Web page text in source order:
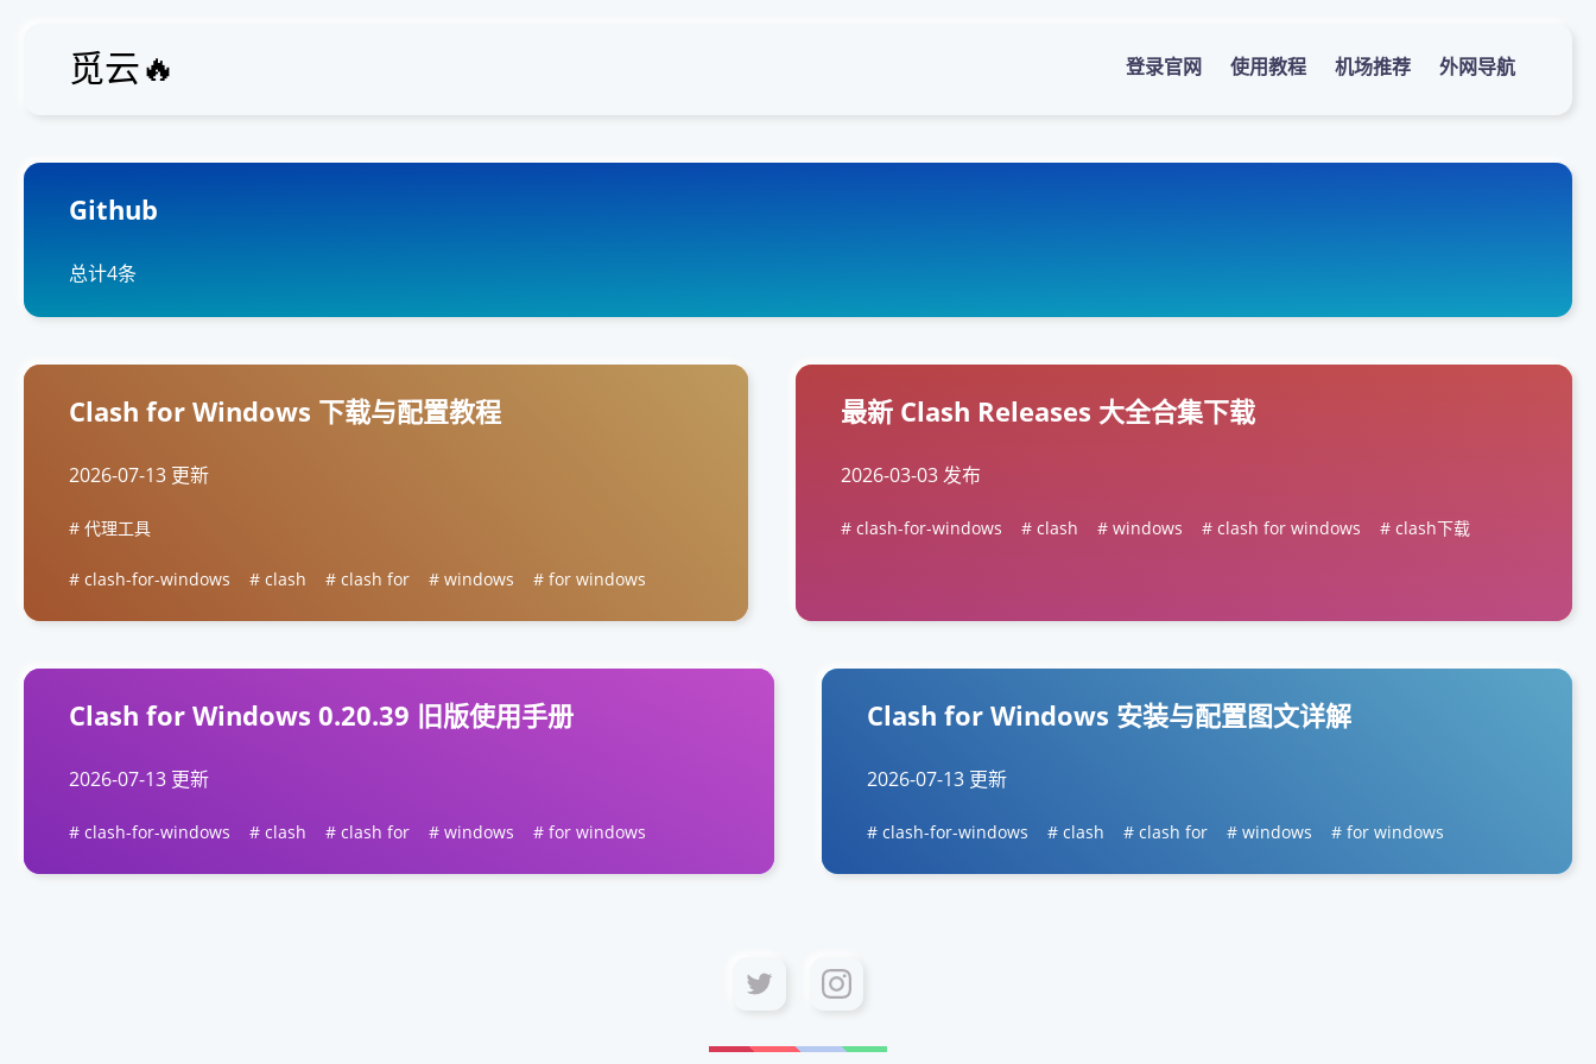
觅云🔥 登录官网 使用教程 机场推荐 外网导航
Github
总计4条
Clash for Windows 下载与配置教程
2026-07-13 更新
代理工具
clash-for-windows clash clash for windows for windows
最新 Clash Releases 大全合集下载
2026-03-03 发布
clash-for-windows clash windows clash for windows clash下载
Clash for Windows 0.20.39 旧版使用手册
2026-07-13 更新
clash-for-windows clash clash for windows for windows
Clash for Windows 安装与配置图文详解
2026-07-13 更新
clash-for-windows clash clash for windows for windows